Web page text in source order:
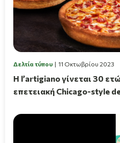
Δελτία τύπου 11 Οκτωβρίου 2023
Η l’artigiano γίνεται 30
επετειακή Chicago-style